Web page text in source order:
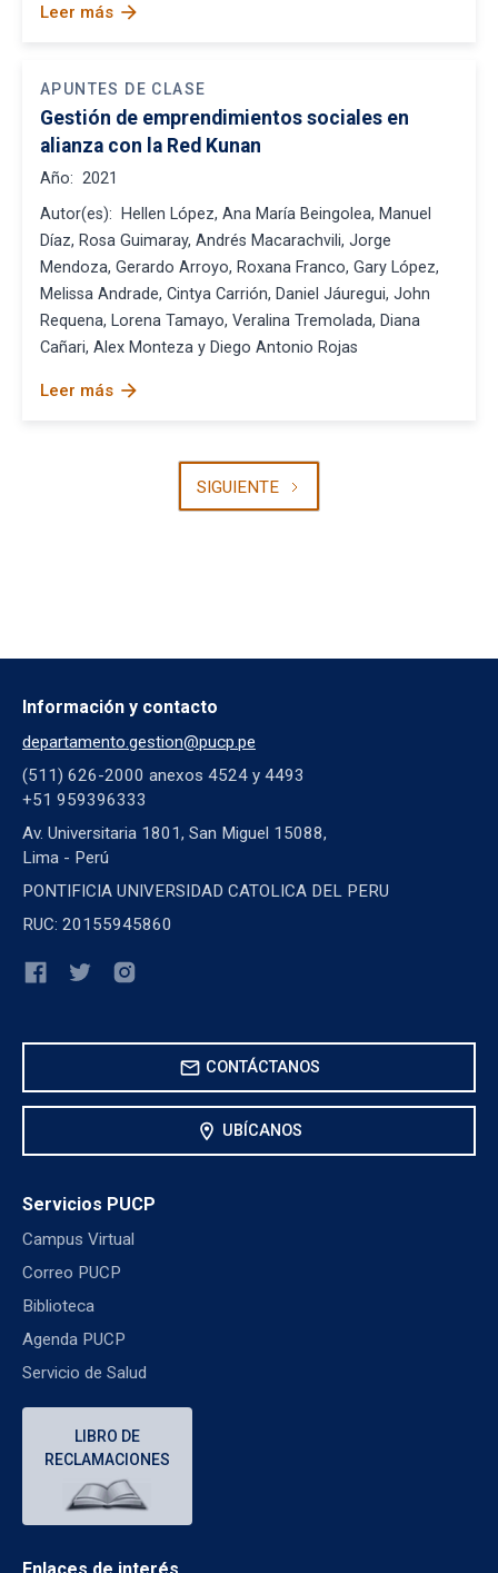
Leer más arrow_forward
APUNTES DE CLASE
Gestión de emprendimientos sociales en
alianza con la Red Kunan
Año: 2021
Autor(es):
Hellen López, Ana María Beingolea, Manuel
Díaz, Rosa Guimaray, Andrés Macarachvili, Jorge
Mendoza, Gerardo Arroyo, Roxana Franco, Gary López,
Melissa Andrade, Cintya Carrión, Daniel Jáuregui, John
Requena, Lorena Tamayo, Veralina Tremolada, Diana
Cañari, Alex Monteza y Diego Antonio Rojas
Leer más arrow_forward
SIGUIENTE
Información y contacto
departamento.gestion@pucp.pe
(511) 626-2000 anexos 4524 y 4493
+51 959396333
Av. Universitaria 1801, San Miguel 15088,
Lima - Perú
PONTIFICIA UNIVERSIDAD CATOLICA DEL PERU
RUC: 20155945860
mail CONTÁCTANOS
location_on UBÍCANOS
Servicios PUCP
Campus Virtual
Correo PUCP
Biblioteca
Agenda PUCP
Servicio de Salud
LIBRO DE
RECLAMACIONES